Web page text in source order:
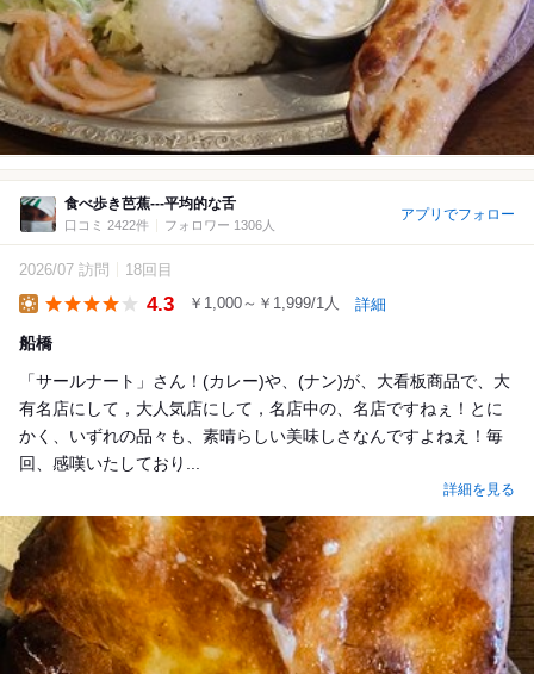
食べ歩き芭蕉---平均的な舌
口コミ 2422件 フォロワー 1306人
アプリでフォロー
2026/07 訪問 18回目
4.3 ￥1,000～￥1,999/1人 詳細
船橋
「サールナート」さん！(カレー)や、(ナン)が、大看板商品で、大
有名店にして，大人気店にして，名店中の、名店ですねぇ！とに
かく、いずれの品々も、素晴らしい美味しさなんですよねえ！毎
回、感嘆いたしており...
詳細を見る